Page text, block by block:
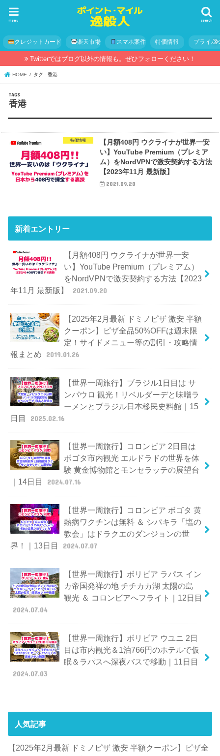
search
menu
クレジットカード 楽天市場 スマホ案件 特価情報 プライバ
Twitterではブログ以外の情報も。ぜひフォローください！
HOME タグ : 香港
香港
特価情報
【月額408円 ウクライナが世界一安
い】YouTube Premium（プレミア
ム）をNordVPNで激安契約する方法
【2023年11月 最新版】
2021.09.20
新着エントリー
【月額408円 ウクライナが世界一安
い】YouTube Premium（プレミアム）
をNordVPNで激安契約する方法【2023
年11月 最新版】
2021.09.20
【2025年2月最新 ドミノピザ 激安 半額
クーポン】ピザ全品50%OFFは週末限
定！サイドメニュー等の割引・攻略情
報まとめ
2019.01.26
【世界一周旅行】ブラジル1日目は サ
ンパウロ 観光！リベルダーデと味噌ラ
ーメンとブラジル日本移民史料館｜15
日目
2025.02.16
【世界一周旅行】コロンビア 2日目は
ボゴタ市内観光 エルドラドの世界を体
験 黄金博物館とモンセラッテの展望台
｜14日目
2024.07.16
【世界一周旅行】コロンビア ボゴタ 黄
熱病ワクチンは無料 ＆ シパキラ「塩の
教会」はドラクエのダンジョンの世
界！｜13日目
2024.07.07
【世界一周旅行】ボリビア ラパス イン
カ帝国発祥の地 チチカカ湖 太陽の島
観光 ＆ コロンビアへフライト｜12日目
2024.07.04
【世界一周旅行】ボリビア ウユニ 2日
目は市内観光＆1泊766円のホテルで仮
眠＆ラパスへ深夜バスで移動｜11日目
2024.07.03
人気記事
【2025年2月最新 ドミノピザ 激安 半額クーポン】ピザ全